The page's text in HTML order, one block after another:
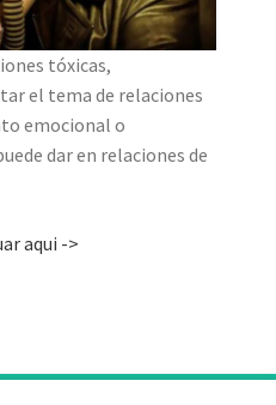
tóxicas,
el tema de relaciones
emocional o
dar en relaciones de
aqui ->